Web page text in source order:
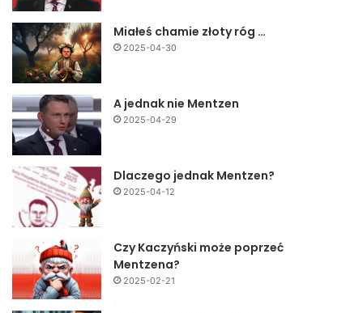
Miałeś chamie złoty róg …
2025-04-30
A jednak nie Mentzen
2025-04-29
Dlaczego jednak Mentzen?
2025-04-12
Czy Kaczyński może poprzeć
Mentzena?
2025-02-21